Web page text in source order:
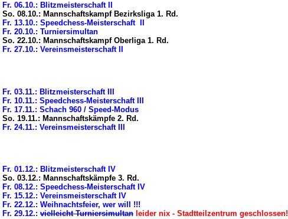
Fr. 06.10.: Blitzmeisterschaft II
So. 08.10.: Mannschaftskampf Bezirksliga 1. Rd.
Fr. 13.10.: Speedchess-Meisterschaft II
Fr. 20.10.: Turniersimultan
So. 22.10.: Mannschaftskampf Oberliga 1. Rd.
Fr. 27.10.: Vereinsmeisterschaft II
Fr. 03.11.: Blitzmeisterschaft III
Fr. 10.11.: Speedchess-Meisterschaft III
Fr. 17.11.: Schach 960 / Speed-Modus
So. 19.11.: Mannschaftskämpfe 2. Rd.
Fr. 24.11.: Vereinsmeisterschaft III
Fr. 01.12.: Blitzmeisterschaft IV
So. 03.12.: Mannschaftskämpfe 3. Rd.
Fr. 08.12.: Speedchess-Meisterschaft IV
Fr. 15.12.: Vereinsmeisterschaft IV
Fr. 22.12.: Weihnachtsfeier, wer will !!!
Fr. 29.12.:vielleicht Turniersimultan leider nix - Stadtteilzentrum geschlossen!